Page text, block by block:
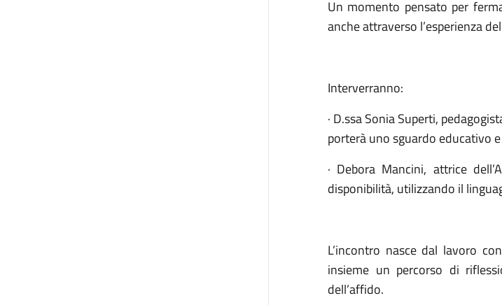
Un momento pensato per
anche attraverso l’esperienza
Interverranno:
· D.ssa Sonia Superti,
porterà uno sguardo educativo
· Debora Mancini, attrice
disponibilità, utilizzando il
L’incontro nasce dal lavoro
insieme un percorso di
dell’affido.